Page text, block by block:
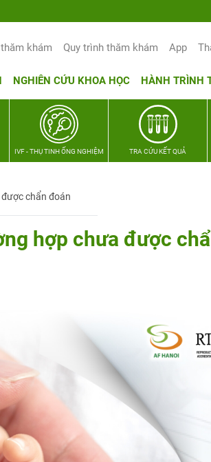
khám Quy trình thăm khám App
NGHIÊN CỨU KHOA HỌC HÀNH TRÌNH
IVF - THỤ TINH ỐNG NGHIỆM TRA CỨU KẾT QUẢ
chẩn đoán
hợp chưa được